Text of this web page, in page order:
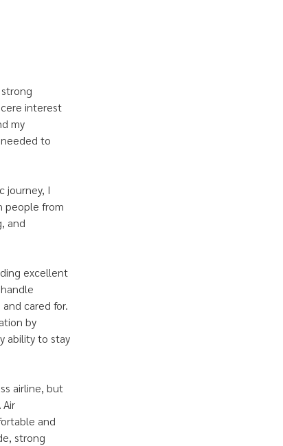
interest
my
to
journey, I
people from
and
excellent
cared for.
by
ability to stay
airline, but
and
strong